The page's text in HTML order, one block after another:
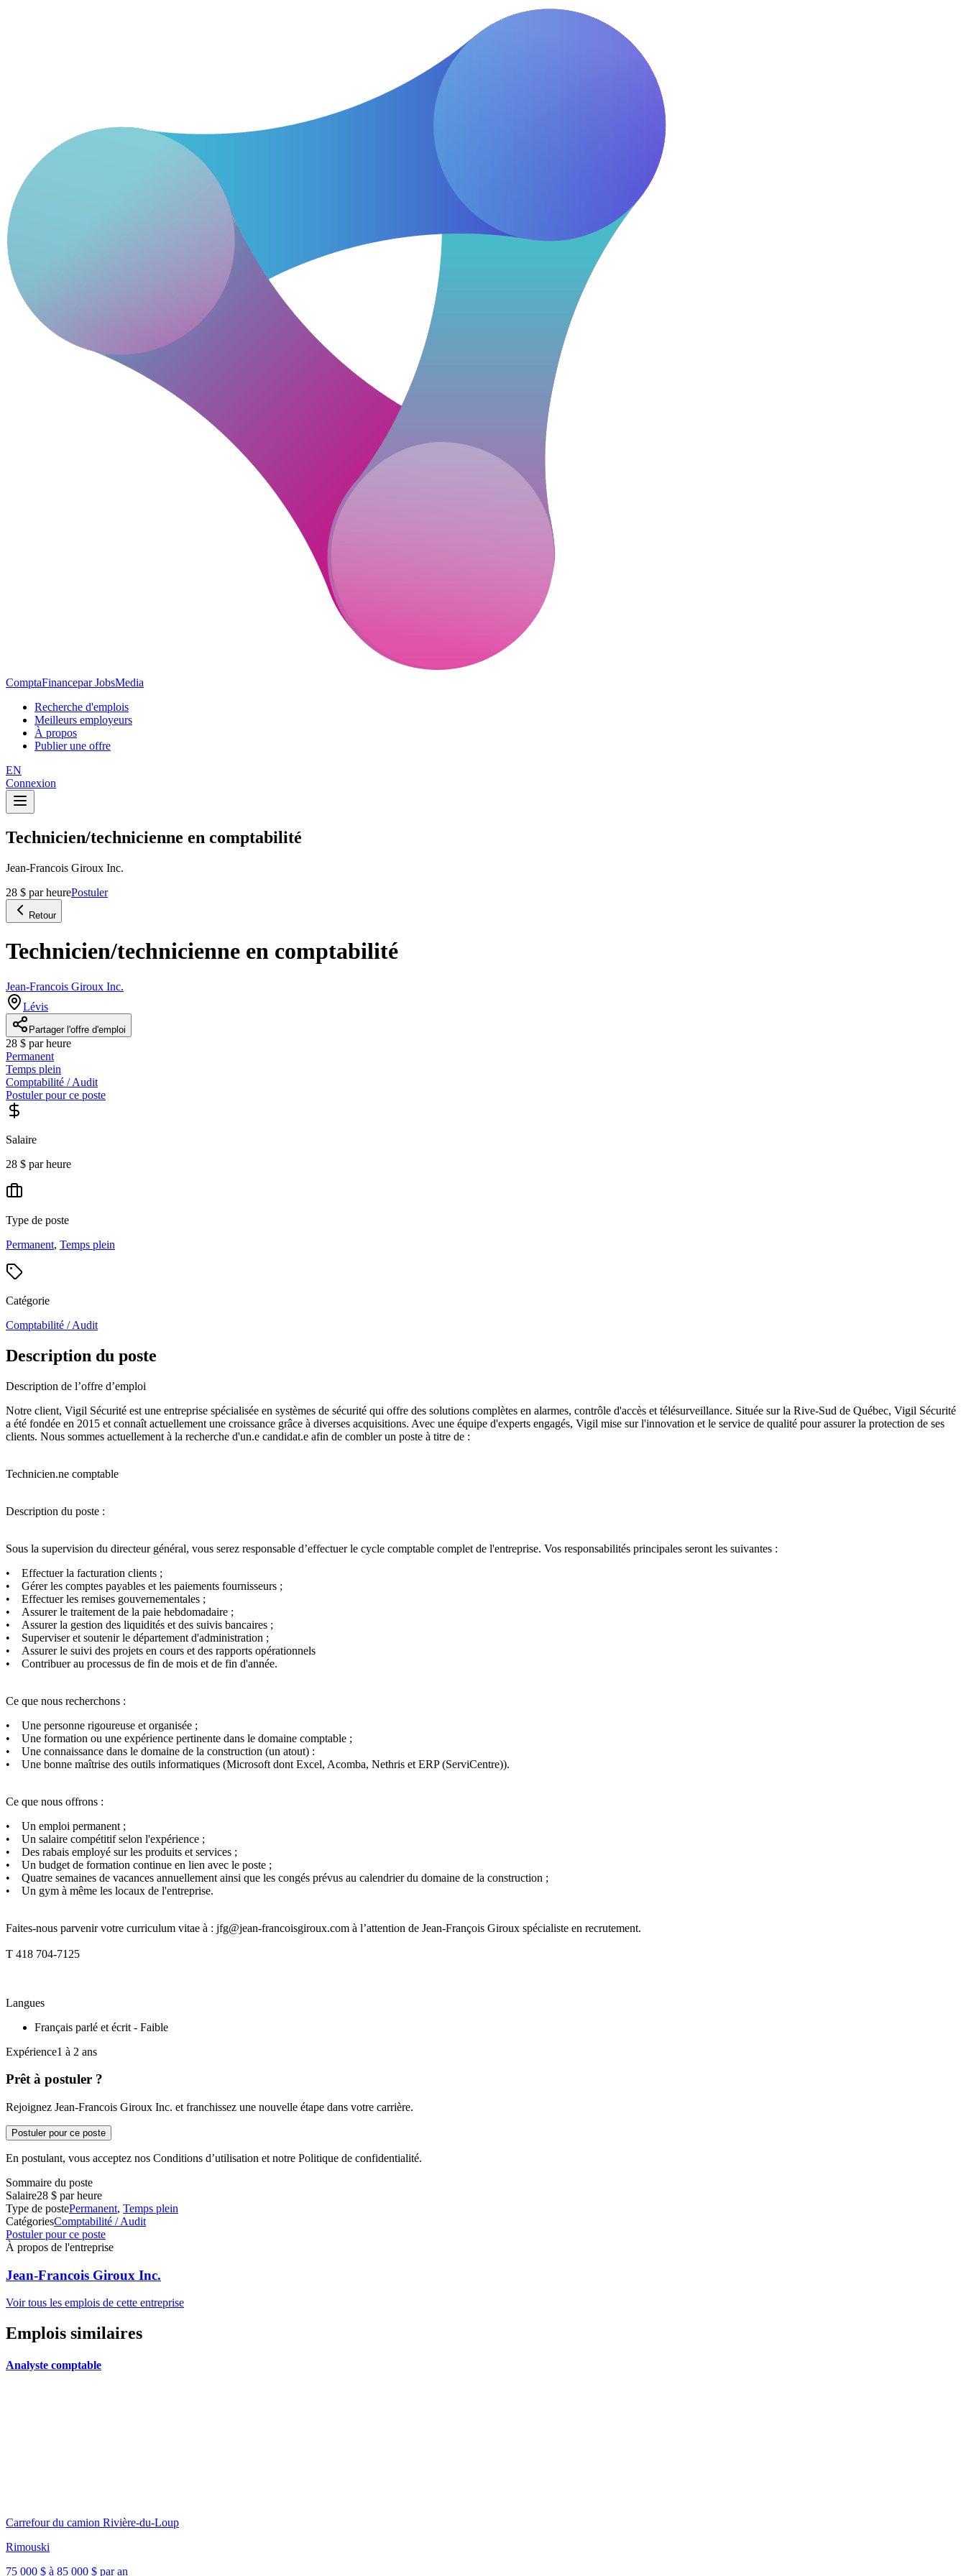
ComptaFinancepar JobsMedia
Recherche d'emplois
Meilleurs employeurs
À propos
Publier une offre
EN
Connexion
Technicien/technicienne en comptabilité
Jean-Francois Giroux Inc.
28 $ par heurePostuler
Retour
Technicien/technicienne en comptabilité
Jean-Francois Giroux Inc.
Lévis
Partager l'offre d'emploi
28 $ par heure
Permanent
Temps plein
Comptabilité / Audit
Postuler pour ce poste
Salaire
28 $ par heure
Type de poste
Permanent, Temps plein
Catégorie
Comptabilité / Audit
Description du poste
Description de l’offre d’emploi
Notre client, Vigil Sécurité est une entreprise spécialisée en systèmes de sécurité qui offre des solutions complètes en alarmes, contrôle d'accès et télésurveillance. Située sur la Rive-Sud de Québec, Vigil Sécurité
a été fondée en 2015 et connaît actuellement une croissance grâce à diverses acquisitions. Avec une équipe d'experts engagés, Vigil mise sur l'innovation et le service de qualité pour assurer la protection de ses
clients. Nous sommes actuellement à la recherche d'un.e candidat.e afin de combler un poste à titre de :
Technicien.ne comptable
Description du poste :
Sous la supervision du directeur général, vous serez responsable d’effectuer le cycle comptable complet de l'entreprise. Vos responsabilités principales seront les suivantes :
• Effectuer la facturation clients ;
• Gérer les comptes payables et les paiements fournisseurs ;
• Effectuer les remises gouvernementales ;
• Assurer le traitement de la paie hebdomadaire ;
• Assurer la gestion des liquidités et des suivis bancaires ;
• Superviser et soutenir le département d'administration ;
• Assurer le suivi des projets en cours et des rapports opérationnels
• Contribuer au processus de fin de mois et de fin d'année.
Ce que nous recherchons :
• Une personne rigoureuse et organisée ;
• Une formation ou une expérience pertinente dans le domaine comptable ;
• Une connaissance dans le domaine de la construction (un atout) :
• Une bonne maîtrise des outils informatiques (Microsoft dont Excel, Acomba, Nethris et ERP (ServiCentre)).
Ce que nous offrons :
• Un emploi permanent ;
• Un salaire compétitif selon l'expérience ;
• Des rabais employé sur les produits et services ;
• Un budget de formation continue en lien avec le poste ;
• Quatre semaines de vacances annuellement ainsi que les congés prévus au calendrier du domaine de la construction ;
• Un gym à même les locaux de l'entreprise.
Faites-nous parvenir votre curriculum vitae à : jfg@jean-francoisgiroux.com à l’attention de Jean-François Giroux spécialiste en recrutement.
T 418 704-7125
Langues
Français parlé et écrit - Faible
Expérience1 à 2 ans
Prêt à postuler ?
Rejoignez Jean-Francois Giroux Inc. et franchissez une nouvelle étape dans votre carrière.
Postuler pour ce poste
En postulant, vous acceptez nos Conditions d’utilisation et notre Politique de confidentialité.
Sommaire du poste
Salaire28 $ par heure
Type de postePermanent, Temps plein
CatégoriesComptabilité / Audit
Postuler pour ce poste
À propos de l'entreprise
Jean-Francois Giroux Inc.
Voir tous les emplois de cette entreprise
Emplois similaires
Analyste comptable
Carrefour du camion Rivière-du-Loup
Rimouski
75 000 $ à 85 000 $ par an